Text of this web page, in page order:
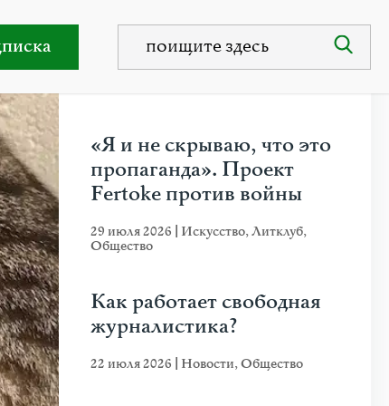
«Я и не скрываю, что это
пропаганда». Проект
Fertoke против войны
29 июля 2026 Искусство,Литклуб,
Общество
Как работает свободная
журналистика?
22 июля 2026 Новости,Общество